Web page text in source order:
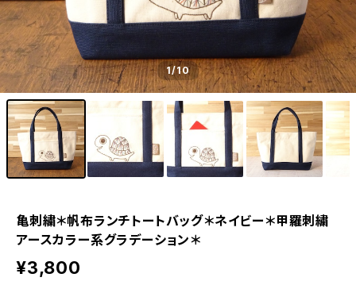
1/10
亀刺繍＊帆布ランチトートバッグ＊ネイビー＊甲羅刺繍
アースカラー系グラデーション＊
¥3,800